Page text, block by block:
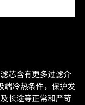
芯含有更多过滤介
端冷热条件，保护发
长途等正常和严苛